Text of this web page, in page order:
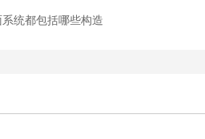
统都包括哪些构造